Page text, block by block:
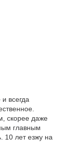
всегда
скорее даже
главным
10 лет езжу на